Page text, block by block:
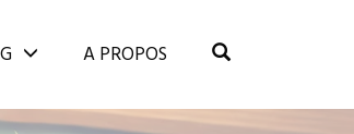
A PROPOS OPEN SEARCH